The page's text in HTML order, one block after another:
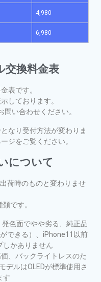
4,980
6,980
交換料金表
表です。
しております。
い合わせください。
なり受付方法が変わりま
ジをご覧ください。
について
荷時のものと変わりませ
です。
色面でやや劣る、純正品
できる）、iPhone11以前
しかありません
、バックライトレスのた
デルはOLEDが標準使用さ
す